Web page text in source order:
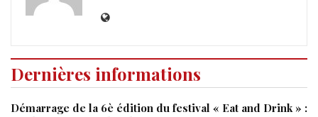
Dernières informations
Démarrage de la 6è édition du festival « Eat and Drink » :